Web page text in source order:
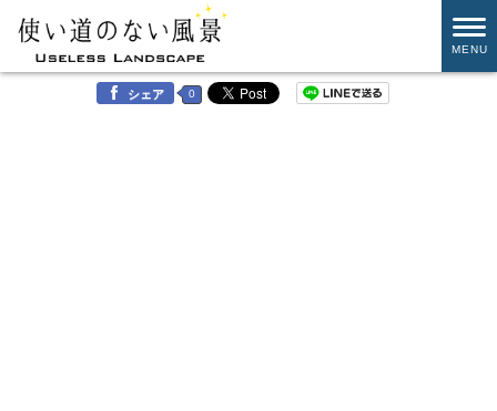
MENU
シェア 0